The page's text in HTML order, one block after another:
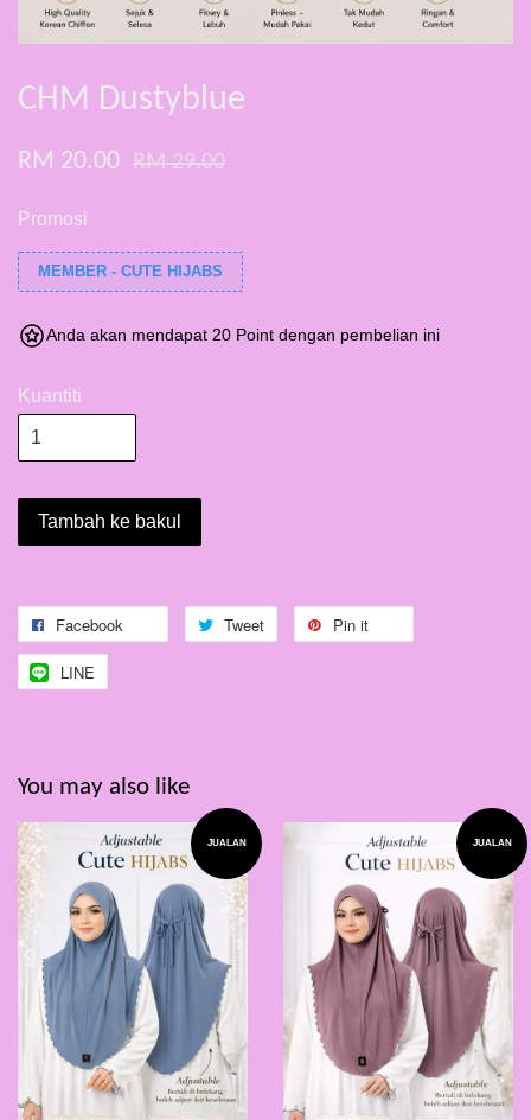
CHM Dustyblue
RM 20.00 RM 29.00
Promosi
MEMBER - CUTE HIJABS
Anda akan mendapat 20 Point dengan pembelian ini
Kuantiti
Tambah ke bakul
Facebook Tweet Pin it
LINE
You may also like
JUALAN JUALAN